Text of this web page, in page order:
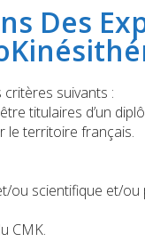
Des
suivants :
titulaires d’un
le territoire français.
ou scientifique et/ou
CMK.